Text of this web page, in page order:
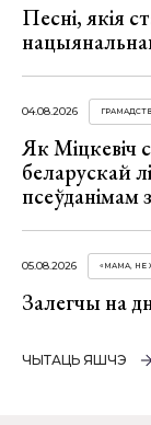
Песні, якія
04.08.2026
Як Міцкевіч
беларускай
псеўданімам
05.08.2026 «МАМА, НЕ
Залегчы на
ЧЫТАЦЬ ЯШЧЭ